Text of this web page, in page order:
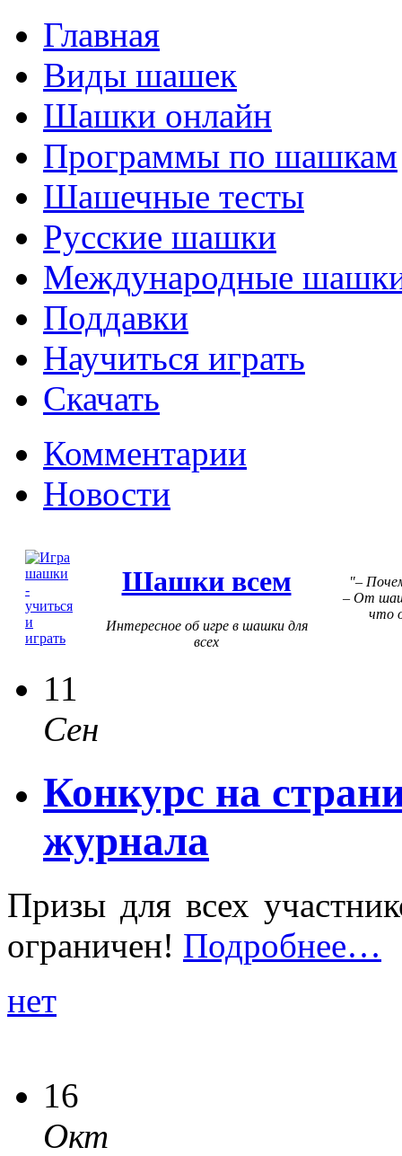
Главная
Виды шашек
Шашки онлайн
Программы по шашкам
Шашечные тесты
Русские шашки
Международные
Поддавки
Научиться играть
Скачать
Комментарии
Новости
Шашки всем
Интересное об игре в шашки для
всех
–
– От
что
11
Сен
Конкурс на
журнала
Призы для всех
ограничен! Подробнее…
нет
16
Окт